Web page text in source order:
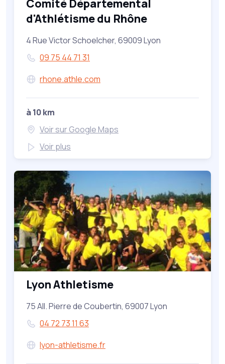
Comité Départemental
d'Athlétisme du Rhône
4 Rue Victor Schoelcher, 69009 Lyon
09 75 44 71 31
rhone.athle.com
à 10 km
Voir sur Google Maps
Voir plus
Lyon Athletisme
75 All. Pierre de Coubertin, 69007 Lyon
04 72 73 11 63
lyon-athletisme.fr